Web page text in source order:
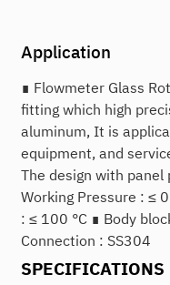
Application
∎ Flowmeter Glass
fitting which high
aluminum, It is
equipment, and
The design with
Working Pressure : ≤
: ≤ 100 °C ∎ Body
Connection : SS304
SPECIFICATIONS